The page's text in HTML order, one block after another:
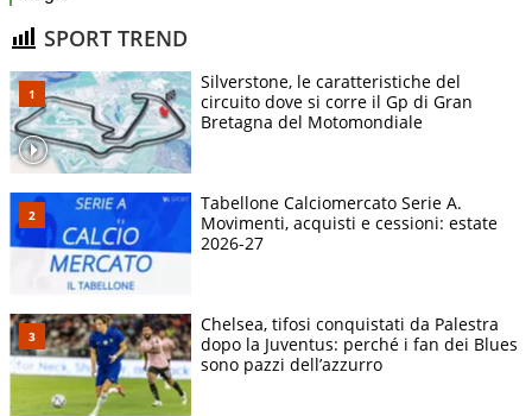
SPORT TREND
Silverstone, le caratteristiche del
circuito dove si corre il Gp di Gran
Bretagna del Motomondiale
Tabellone Calciomercato Serie A.
Movimenti, acquisti e cessioni: estate
2026-27
Chelsea, tifosi conquistati da Palestra
dopo la Juventus: perché i fan dei Blues
sono pazzi dell’azzurro